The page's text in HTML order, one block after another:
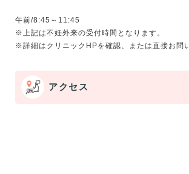
午前/8:45～11:45
※上記は不妊外来の受付時間となります。
アクセス